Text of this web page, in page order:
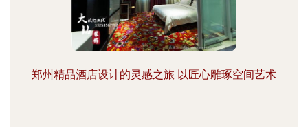
郑州精品酒店设计的灵感之旅 以匠心雕琢空间艺术